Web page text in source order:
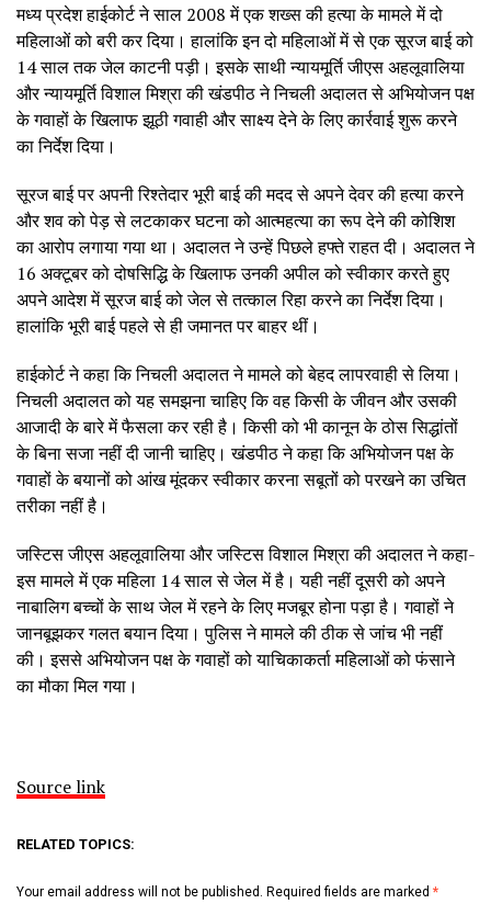
मध्य प्रदेश हाईकोर्ट ने साल 2008 में एक शख्स की हत्या के मामले में दो
महिलाओं को बरी कर दिया। हालांकि इन दो महिलाओं में से एक सूरज बाई को
14 साल तक जेल काटनी पड़ी। इसके साथी न्यायमूर्ति जीएस अहलूवालिया
और न्यायमूर्ति विशाल मिश्रा की खंडपीठ ने निचली अदालत से अभियोजन पक्ष
के गवाहों के खिलाफ झूठी गवाही और साक्ष्य देने के लिए कार्रवाई शुरू करने
का निर्देश दिया।
सूरज बाई पर अपनी रिश्तेदार भूरी बाई की मदद से अपने देवर की हत्या करने
और शव को पेड़ से लटकाकर घटना को आत्महत्या का रूप देने की कोशिश
का आरोप लगाया गया था। अदालत ने उन्हें पिछले हफ्ते राहत दी। अदालत ने
16 अक्टूबर को दोषसिद्धि के खिलाफ उनकी अपील को स्वीकार करते हुए
अपने आदेश में सूरज बाई को जेल से तत्काल रिहा करने का निर्देश दिया।
हालांकि भूरी बाई पहले से ही जमानत पर बाहर थीं।
हाईकोर्ट ने कहा कि निचली अदालत ने मामले को बेहद लापरवाही से लिया।
निचली अदालत को यह समझना चाहिए कि वह किसी के जीवन और उसकी
आजादी के बारे में फैसला कर रही है। किसी को भी कानून के ठोस सिद्धांतों
के बिना सजा नहीं दी जानी चाहिए। खंडपीठ ने कहा कि अभियोजन पक्ष के
गवाहों के बयानों को आंख मूंदकर स्वीकार करना सबूतों को परखने का उचित
तरीका नहीं है।
जस्टिस जीएस अहलूवालिया और जस्टिस विशाल मिश्रा की अदालत ने कहा-
इस मामले में एक महिला 14 साल से जेल में है। यही नहीं दूसरी को अपने
नाबालिग बच्चों के साथ जेल में रहने के लिए मजबूर होना पड़ा है। गवाहों ने
जानबूझकर गलत बयान दिया। पुलिस ने मामले की ठीक से जांच भी नहीं
की। इससे अभियोजन पक्ष के गवाहों को याचिकाकर्ता महिलाओं को फंसाने
का मौका मिल गया।
Source link
RELATED TOPICS:
Your email address will not be published. Required fields are marked *